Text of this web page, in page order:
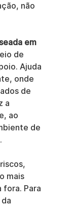
não
em
de
Ajuda
onde
de
a
ao
de
mais
Para